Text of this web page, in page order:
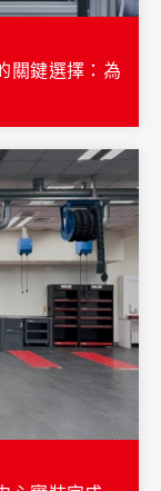
關鍵選擇：為